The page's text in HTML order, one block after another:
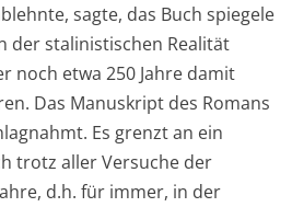
sagte, das Buch spiegele
der stalinistischen Realität
noch etwa 250 Jahre damit
Das Manuskript des Romans
Es grenzt an ein
trotz aller Versuche der
d.h. für immer, in der